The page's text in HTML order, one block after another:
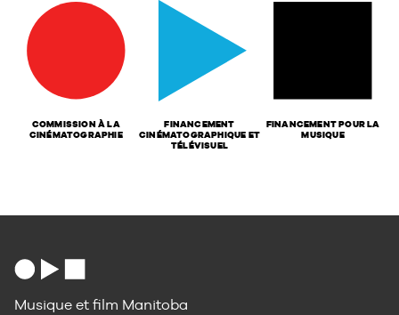
COMMISSION À LA
CINÉMATOGRAPHIE
FINANCEMENT
CINÉMATOGRAPHIQUE ET
TÉLÉVISUEL
FINANCEMENT POUR LA
MUSIQUE
Musique et film Manitoba